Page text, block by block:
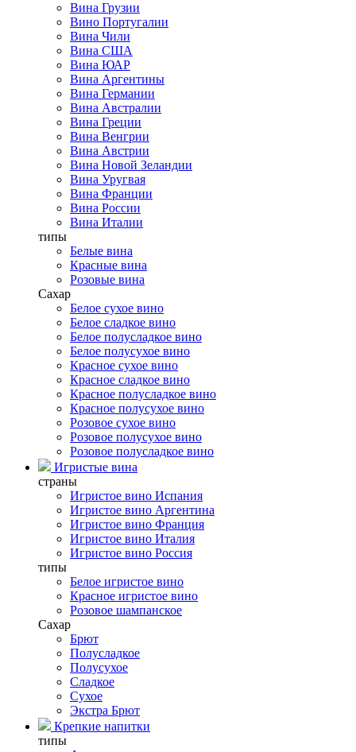
Вина Грузии
Вино Португалии
Вина Чили
Вина США
Вина ЮАР
Вина Аргентины
Вина Германии
Вина Австралии
Вина Греции
Вина Венгрии
Вина Австрии
Вина Новой Зеландии
Вина Уругвая
Вина Франции
Вина России
Вина Италии
типы
Белые вина
Красные вина
Розовые вина
Сахар
Белое сухое вино
Белое сладкое вино
Белое полусладкое вино
Белое полусухое вино
Красное сухое вино
Красное сладкое вино
Красное полусладкое вино
Красное полусухое вино
Розовое сухое вино
Розовое полусухое вино
Розовое полусладкое вино
Игристые вина
страны
Игристое вино Испания
Игристое вино Аргентина
Игристое вино Франция
Игристое вино Италия
Игристое вино Россия
типы
Белое игристое вино
Красное игристое вино
Розовое шампанское
Сахар
Брют
Полусладкое
Полусухое
Сладкое
Сухое
Экстра Брют
Крепкие напитки
типы